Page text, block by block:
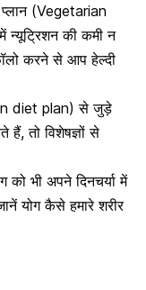
(Vegetarian
न्यूट्रिशन की कमी न
करने से आप हेल्दी
diet plan) से जुड़े
हैं, तो विशेषज्ञों से
भी अपने दिनचर्या में
योग कैसे हमारे शरीर